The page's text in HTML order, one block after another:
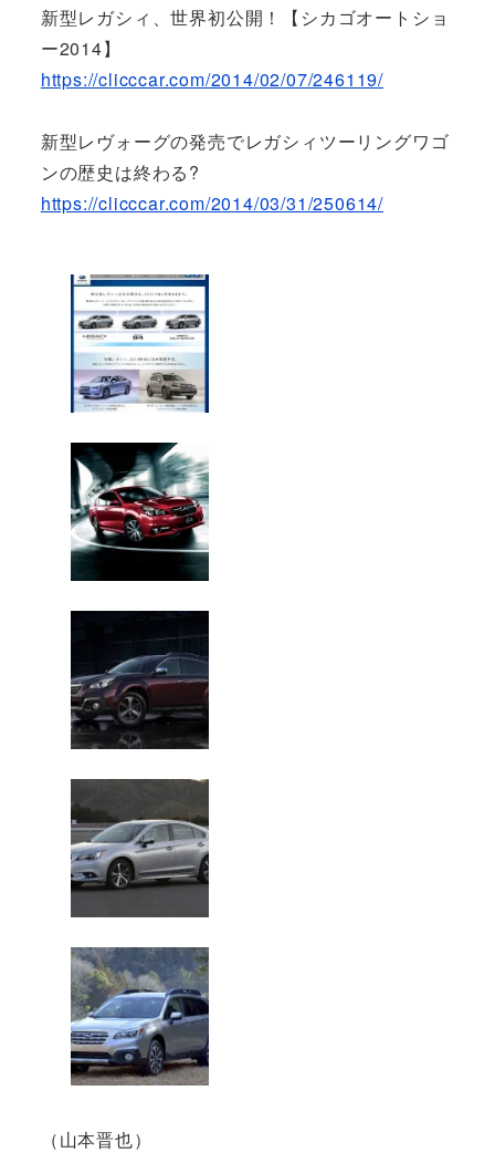
新型レガシィ、世界初公開！【シカゴオートショ
ー2014】
https://clicccar.com/2014/02/07/246119/
新型レヴォーグの発売でレガシィツーリングワゴ
ンの歴史は終わる?
https://clicccar.com/2014/03/31/250614/
（山本晋也）